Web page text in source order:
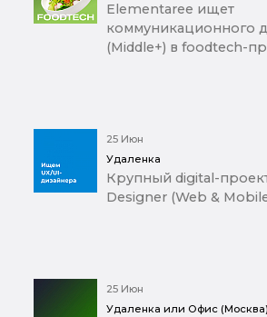
Elementaree ищет
коммуникационного
(Middle+) в foodtech-
25 Июн
Удаленка
Крупный digital-
Designer (Web &
25 Июн
Удаленка или Офис (Москва)